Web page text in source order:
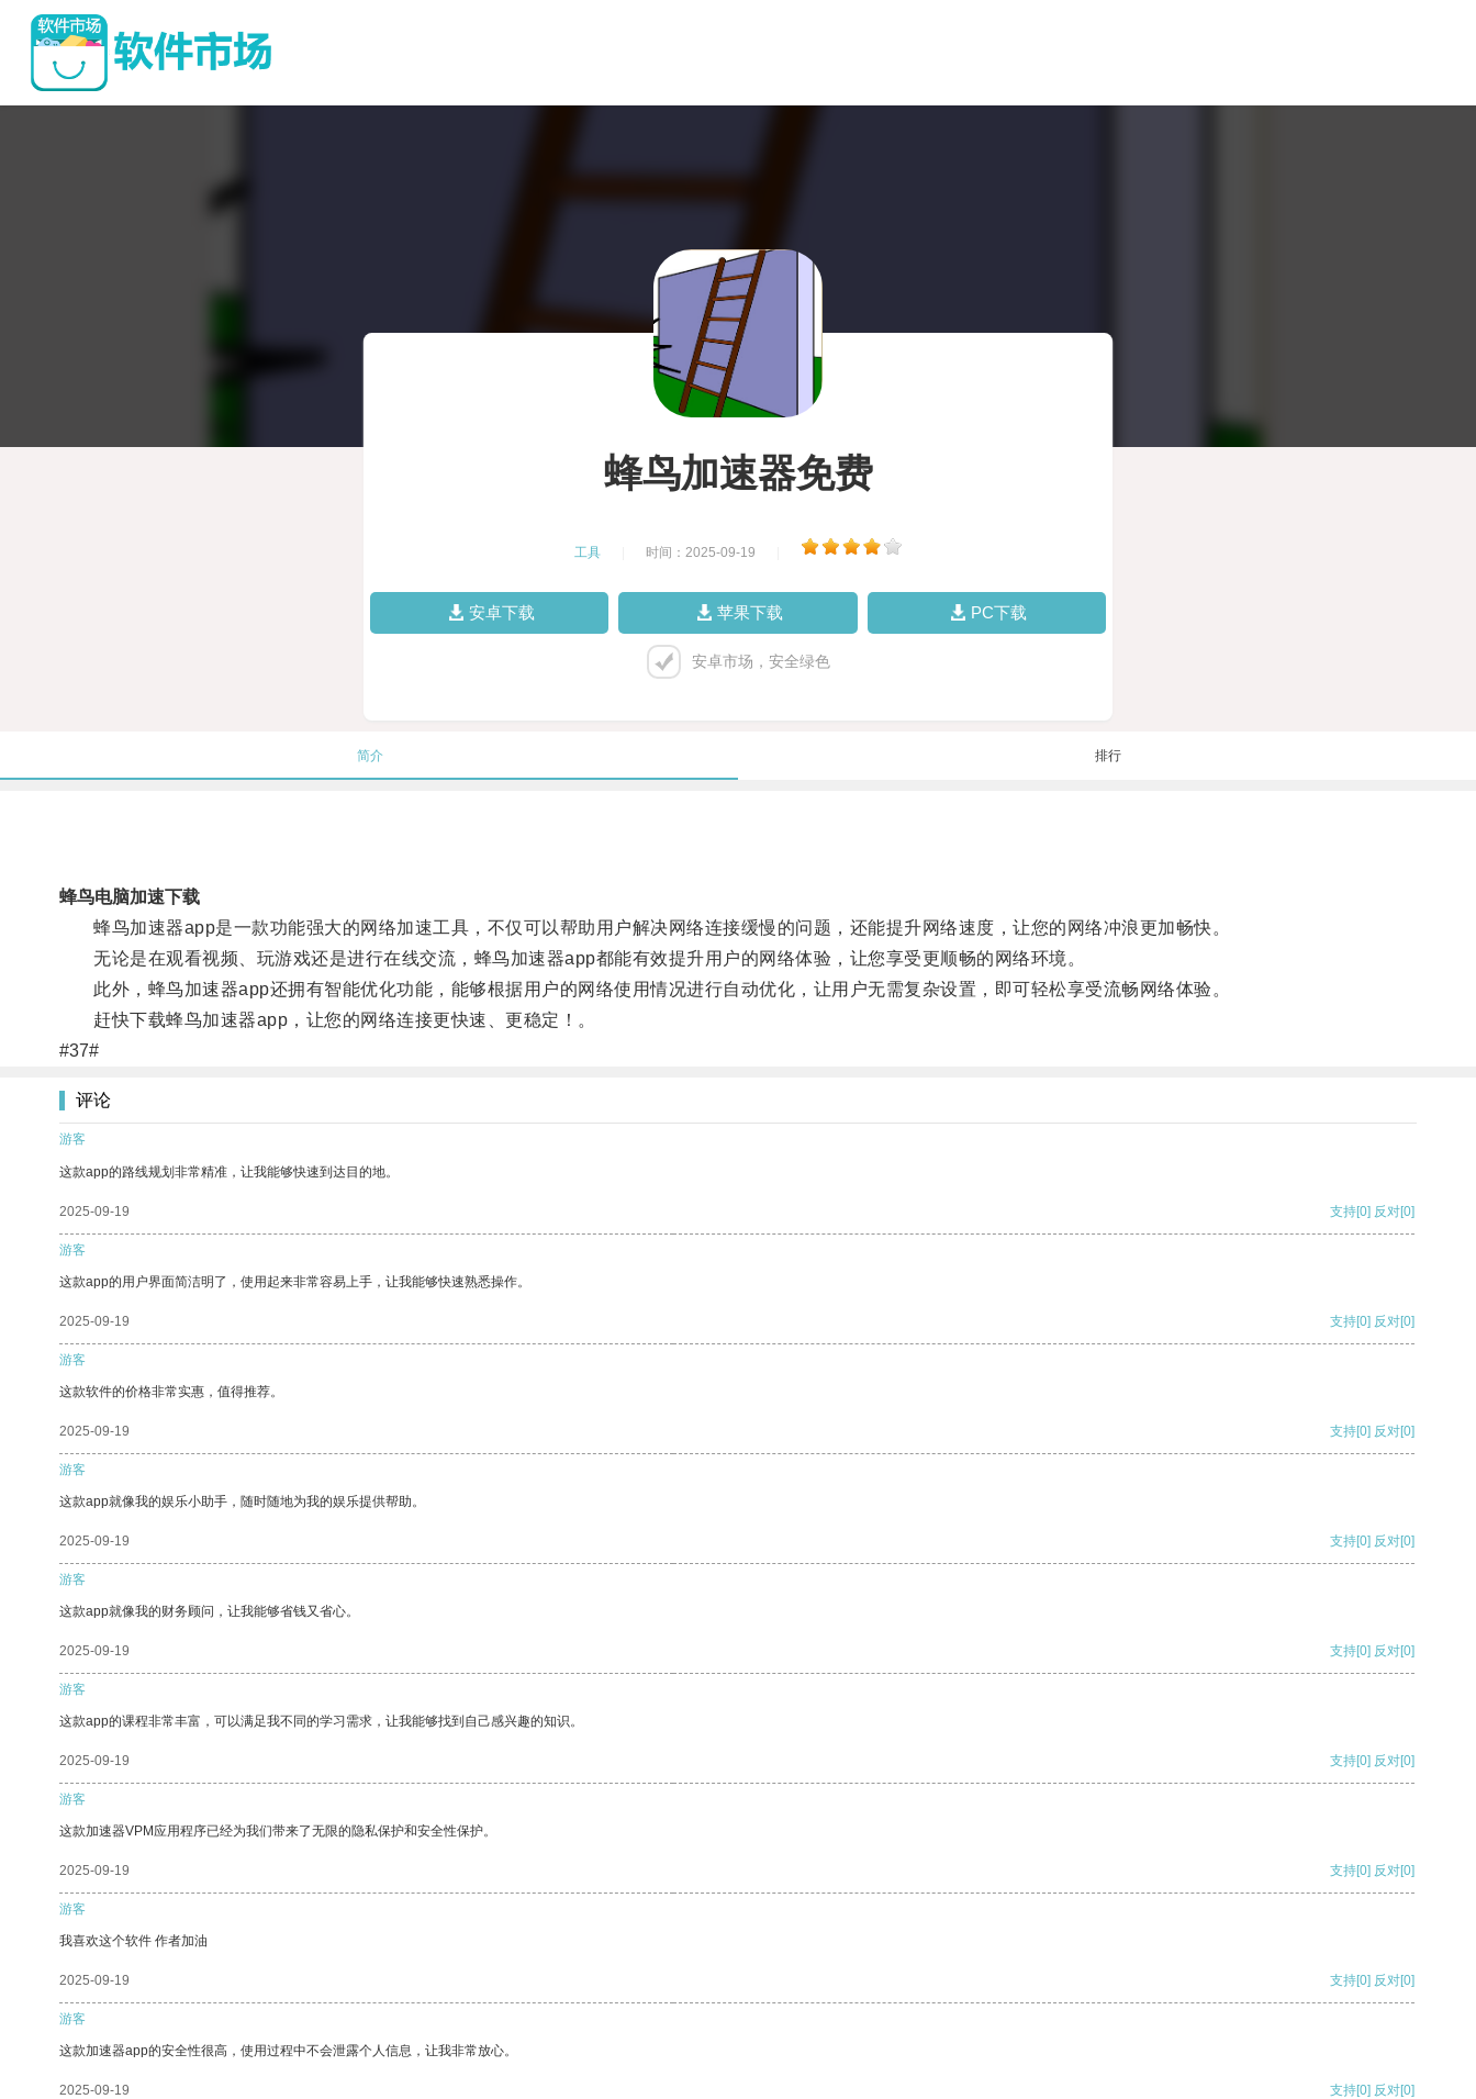
蜂鸟加速器免费
工具 时间：2025-09-19
安卓下载 苹果下载 PC下载
安卓市场，安全绿色
简介 排行
蜂鸟电脑加速下载
蜂鸟加速器app是一款功能强大的网络加速工具，不仅可以帮助用户解决网络连接缓慢的问题，还能提升网络速度，让您的网络冲浪更加畅快。
无论是在观看视频、玩游戏还是进行在线交流，蜂鸟加速器app都能有效提升用户的网络体验，让您享受更顺畅的网络环境。
此外，蜂鸟加速器app还拥有智能优化功能，能够根据用户的网络使用情况进行自动优化，让用户无需复杂设置，即可轻松享受流畅网络体验。
赶快下载蜂鸟加速器app，让您的网络连接更快速、更稳定！。
#37#
评论
游客
这款app的路线规划非常精准，让我能够快速到达目的地。
2025-09-19 支持[0] 反对[0]
游客
这款app的用户界面简洁明了，使用起来非常容易上手，让我能够快速熟悉操作。
2025-09-19 支持[0] 反对[0]
游客
这款软件的价格非常实惠，值得推荐。
2025-09-19 支持[0] 反对[0]
游客
这款app就像我的娱乐小助手，随时随地为我的娱乐提供帮助。
2025-09-19 支持[0] 反对[0]
游客
这款app就像我的财务顾问，让我能够省钱又省心。
2025-09-19 支持[0] 反对[0]
游客
这款app的课程非常丰富，可以满足我不同的学习需求，让我能够找到自己感兴趣的知识。
2025-09-19 支持[0] 反对[0]
游客
这款加速器VPM应用程序已经为我们带来了无限的隐私保护和安全性保护。
2025-09-19 支持[0] 反对[0]
游客
我喜欢这个软件 作者加油
2025-09-19 支持[0] 反对[0]
游客
这款加速器app的安全性很高，使用过程中不会泄露个人信息，让我非常放心。
2025-09-19 支持[0] 反对[0]